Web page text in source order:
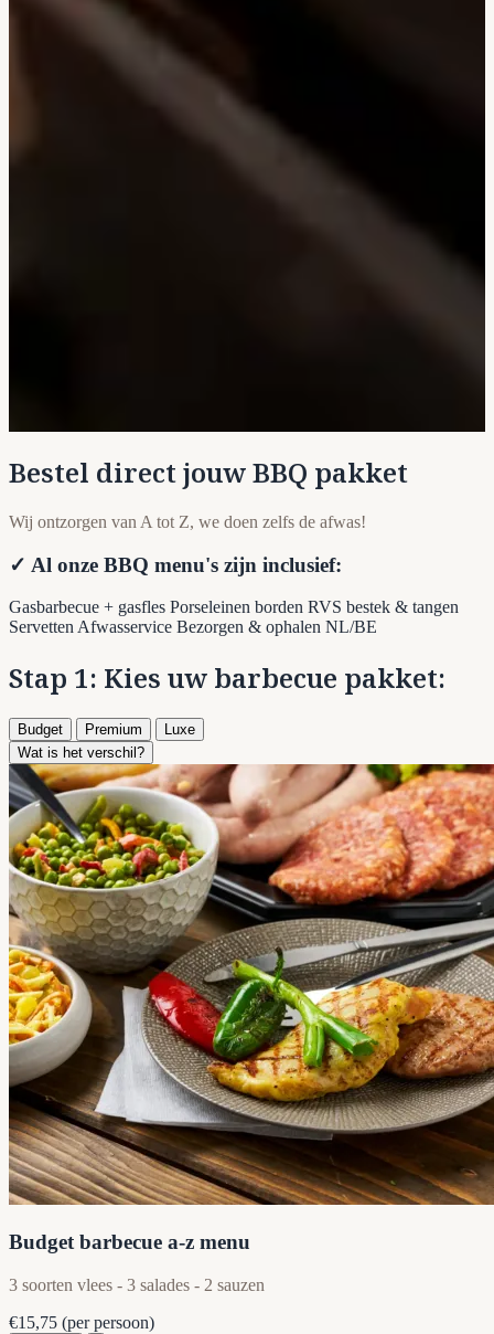
Bestel direct jouw BBQ pakket
Wij ontzorgen van A tot Z, we doen zelfs de afwas!
✓ Al onze BBQ menu's zijn inclusief:
Gasbarbecue + gasfles Porseleinen borden RVS bestek & tangen
ServettenAfwasservice Bezorgen & ophalen NL/BE
Stap 1: Kies uw barbecue pakket:
Budget Premium
Luxe
Wat is het verschil?
Budget barbecue a-z menu
3 soorten vlees - 3 salades - 2 sauzen
€15,75 (per persoon)